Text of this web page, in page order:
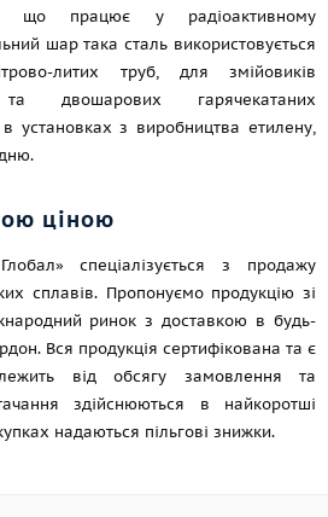
що працює у радіоактивному
шар така сталь використовується
литих труб, для змійовиків
двошарових гарячекатаних
в установках з виробництва етилену,
ціною
спеціалізується з продажу
сплавів. Пропонуємо продукцію зі
ринок з доставкою в будь-
Вся продукція сертифікована та є
від обсягу замовлення та
здійснюються в найкоротші
надаються пільгові знижки.